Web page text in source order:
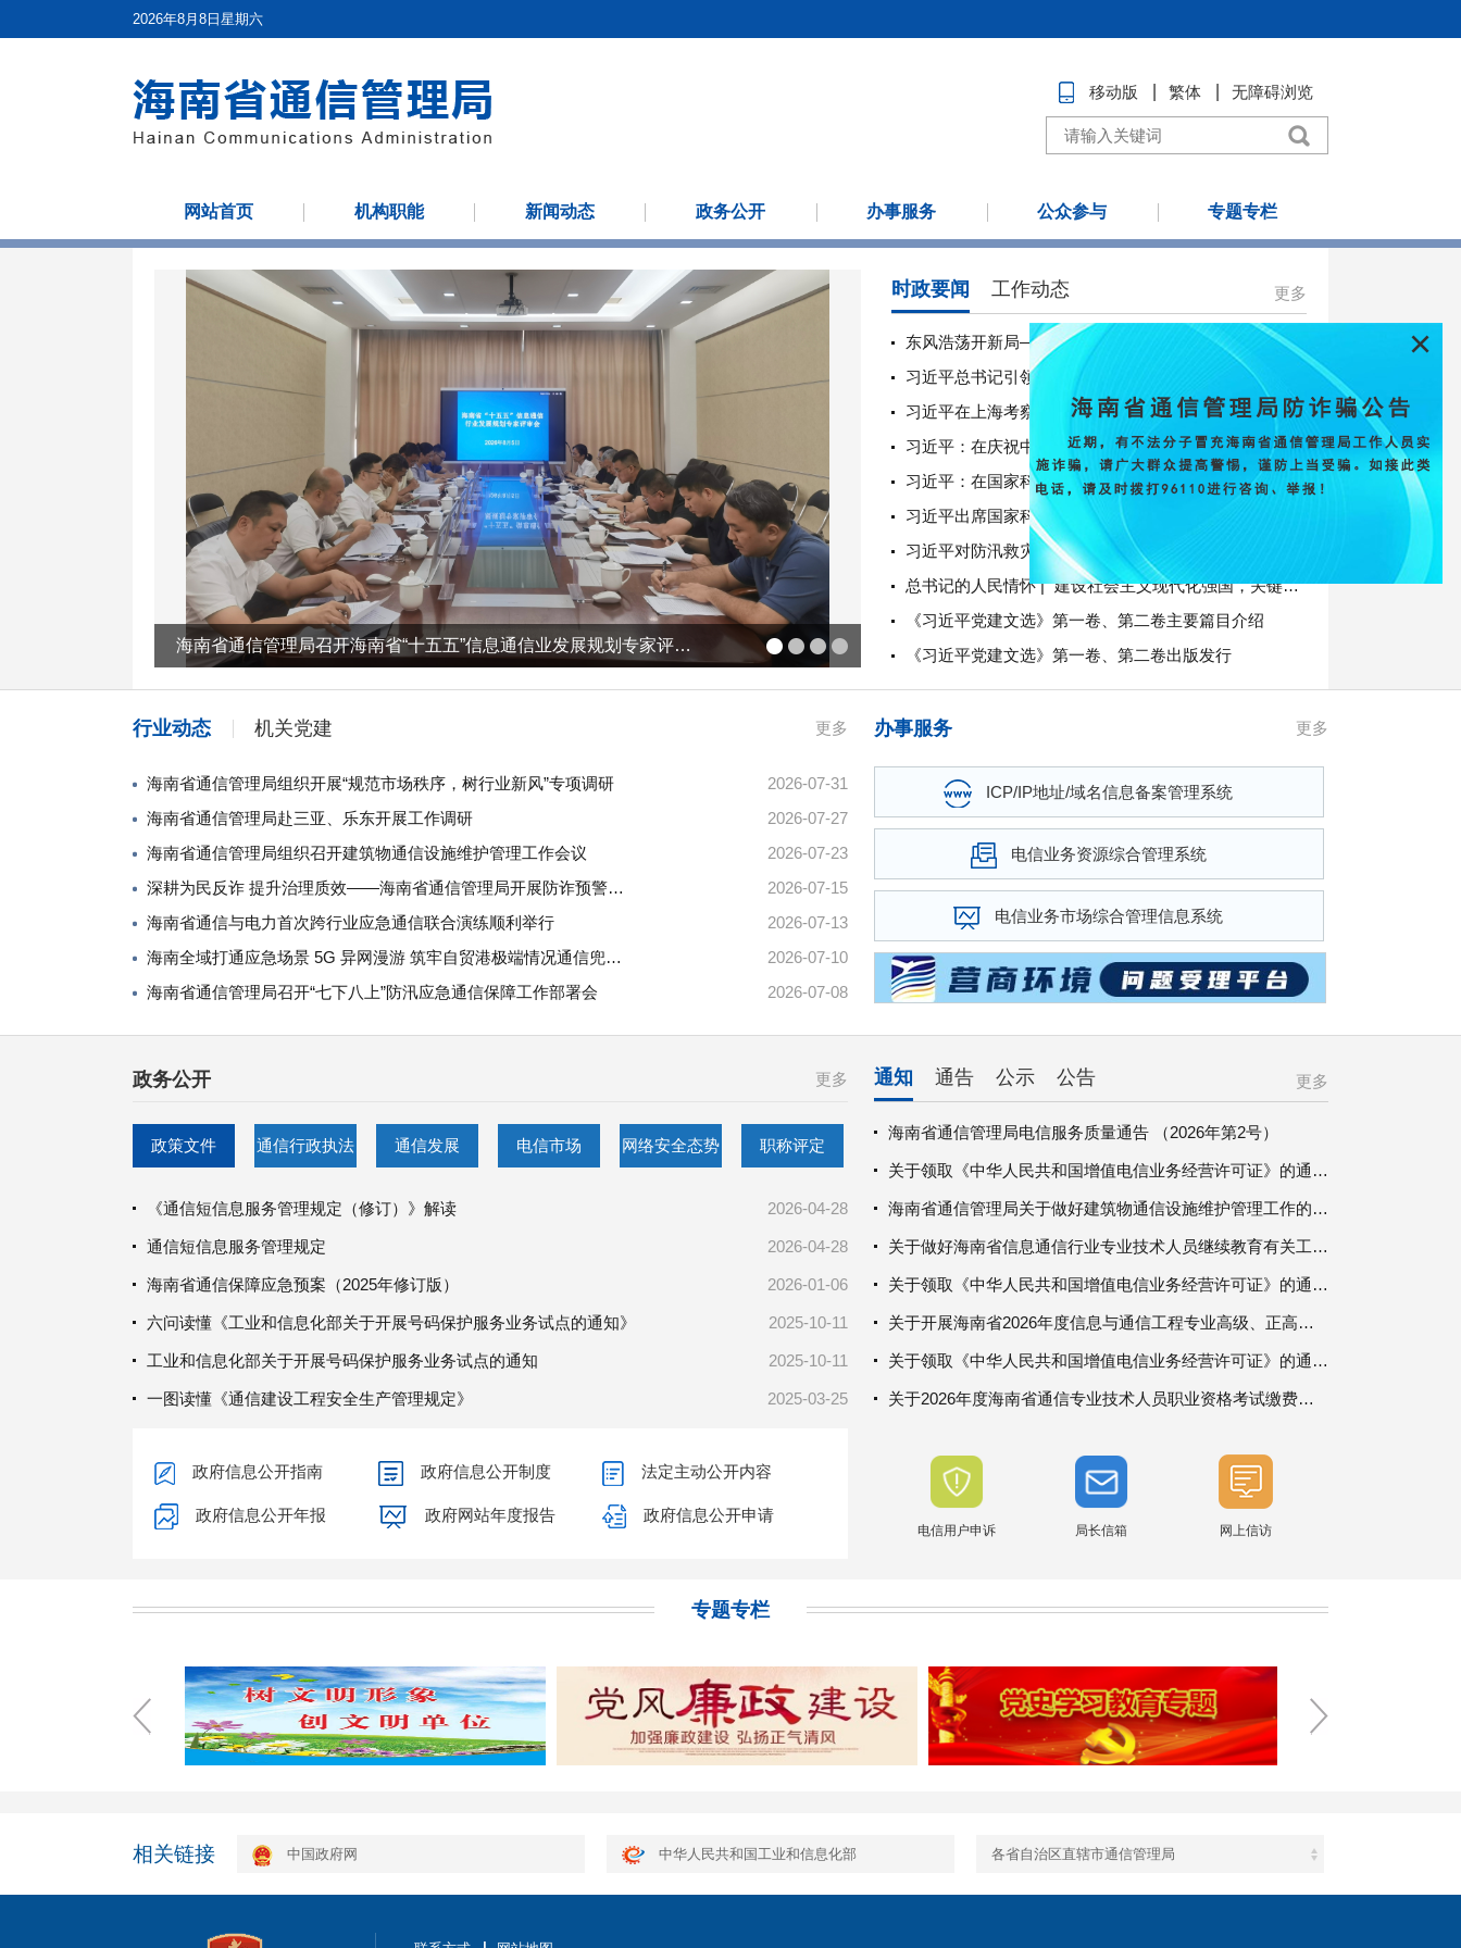
2026年8月8日星期六
移动版 繁体 无障碍浏览
网站首页 机构职能 新闻动态 政务公开 办事服务 公众参与 专题专栏
海南省通信管理局召开海南省“十五五”信息通信业发展规划专家评审会 海南省通信管理局组织开展“规范市场秩序，树行业新风”专项调研
时政要闻 工作动态 更多
东风浩荡开新局——习近平经济思想指引中国经济高质量发展行稳致远
习近平总书记引领“十五五”开局之年中国经济破浪前行
习近平在上海考察时强调 全面践行人民城市理念 高质量推进城市更新
习近平：在庆祝中国共产党成立105周年大会上的讲话
习近平：在国家科学技术奖励大会、两院院士大会、中国科协第十一次全国代表大会上的讲话
总书记的人民情怀 | “建设社会主义现代化强国，关键在科技自立自强”
《习近平党建文选》第一卷、第二卷主要篇目介绍
《习近平党建文选》第一卷、第二卷出版发行
行业动态 机关党建 更多
海南省通信管理局组织开展“规范市场秩序，树行业新风”专项调研
2026-07-31
海南省通信管理局赴三亚、乐东开展工作调研
2026-07-27
海南省通信管理局组织召开建筑物通信设施维护管理工作会议
2026-07-23
深耕为民反诈 提升治理质效——海南省通信管理局开展防诈预警治理专题调研
2026-07-15
海南省通信与电力首次跨行业应急通信联合演练顺利举行
2026-07-13
海南全域打通应急场景 5G 异网漫游 筑牢自贸港极端情况通信兜底防线
2026-07-10
海南省通信管理局召开“七下八上”防汛应急通信保障工作部署会
2026-07-08
办事服务 更多
ICP/IP地址/域名信息备案管理系统
电信业务资源综合管理系统
电信业务市场综合管理信息系统
政务公开 更多
政策文件 通信行政执法 通信发展 电信市场 网络安全态势 职称评定
《通信短信息服务管理规定（修订）》解读 2026-04-28
通信短信息服务管理规定 2026-04-28
海南省通信保障应急预案（2025年修订版） 2026-01-06
六问读懂《工业和信息化部关于开展号码保护服务业务试点的通知》 2025-10-11
工业和信息化部关于开展号码保护服务业务试点的通知 2025-10-11
一图读懂《通信建设工程安全生产管理规定》 2025-03-25
政府信息公开指南 政府信息公开制度 法定主动公开内容
政府信息公开年报 政府网站年度报告 政府信息公开申请
通知 通告 公示 公告 更多
海南省通信管理局电信服务质量通告 （2026年第2号）
关于领取《中华人民共和国增值电信业务经营许可证》的通知（20260721-20260731）
海南省通信管理局关于做好建筑物通信设施维护管理工作的通知
关于做好海南省信息通信行业专业技术人员继续教育有关工作的通知
关于领取《中华人民共和国增值电信业务经营许可证》的通知（20260711-20260720）
关于开展海南省2026年度信息与通信工程专业高级、正高级工程师职称评审工作的通知
关于领取《中华人民共和国增值电信业务经营许可证》的通知（20260701-20260710）
关于2026年度海南省通信专业技术人员职业资格考试缴费系统升级有关情况的通知
电信用户申诉 局长信箱 网上信访
专题专栏
相关链接 中国政府网 中华人民共和国工业和信息化部 各省自治区直辖市通信管理局